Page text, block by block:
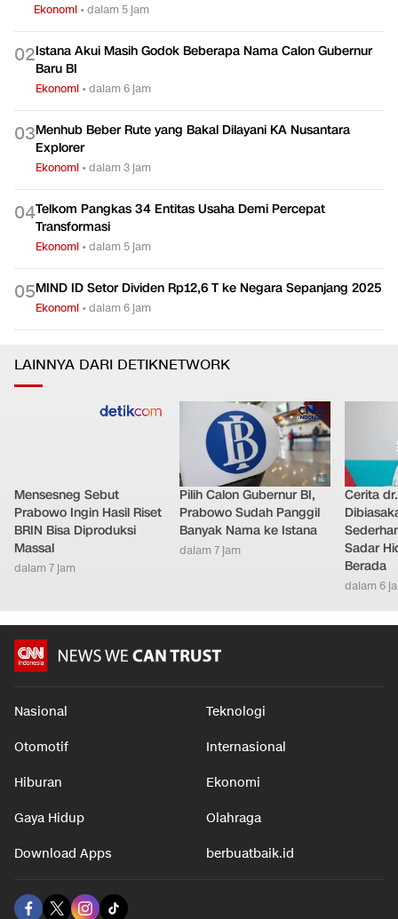
Ekonomi •dalam 5 jam
02Istana Akui Masih Godok Beberapa Nama Calon Gubernur
Baru BI
Ekonomi •dalam 6 jam
03Menhub Beber Rute yang Bakal Dilayani KA Nusantara
Explorer
Ekonomi •dalam 3 jam
04Telkom Pangkas 34 Entitas Usaha Demi Percepat
Transformasi
Ekonomi •dalam 5 jam
05MIND ID Setor Dividen Rp12,6 T ke Negara Sepanjang 2025
Ekonomi •dalam 6 jam
LAINNYA DARI DETIKNETWORK
Mensesneg Sebut
Prabowo Ingin Hasil Riset
BRIN Bisa Diproduksi
Massal
dalam 7 jam
Pilih Calon Gubernur BI,
Prabowo Sudah Panggil
Banyak Nama ke Istana
dalam 7 jam
Cerita
Sadar
Berada
dalam 6
Nasional Teknologi
Otomotif Internasional
Hiburan Ekonomi
Gaya Hidup Olahraga
Download Apps berbuatbaik.id